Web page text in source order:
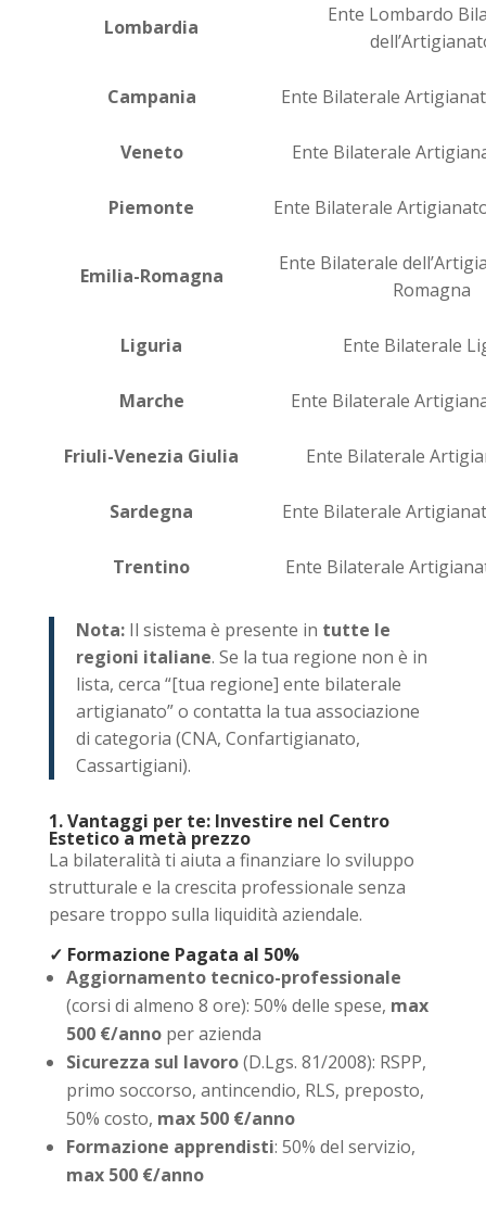
Lombardia
Ente Lombardo
Campania Ente Bilaterale
Veneto Ente Bilaterale
Piemonte Ente Bilaterale
Emilia-Romagna
Ente Bilaterale
Romagna
Liguria Ente Bilaterale
Marche Ente Bilaterale
Friuli-Venezia Giulia Ente Bilaterale
Sardegna Ente Bilaterale
Trentino Ente Bilaterale
Nota:Il sistema è presente in tutte le
regioni italiane. Se la tua regione non è in
lista, cerca “[tua regione] ente bilaterale
artigianato” o contatta la tua associazione
di categoria (CNA, Confartigianato,
Cassartigiani).
1. Vantaggi per te: Investire nel Centro
Estetico a metà prezzo
La bilateralità ti aiuta a finanziare lo sviluppo
strutturale e la crescita professionale senza
pesare troppo sulla liquidità aziendale.
✓ Formazione Pagata al 50%
Aggiornamento tecnico-professionale
(corsi di almeno 8 ore): 50% delle spese, max
500 €/annoper azienda
Sicurezza sul lavoro(D.Lgs. 81/2008): RSPP,
primo soccorso, antincendio, RLS, preposto,
50% costo, max 500 €/anno
Formazione apprendisti: 50% del servizio,
max 500 €/anno